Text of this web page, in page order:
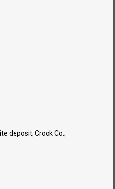
deposit; Crook Co.;